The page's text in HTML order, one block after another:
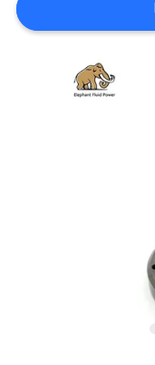
PRIVACY
POLICY